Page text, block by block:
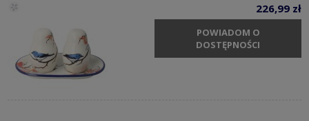
226,99 zł
POWIADOM O
DOSTĘPNOŚCI